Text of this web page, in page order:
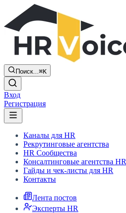
Поиск...⌘K
Вход
Регистрация
Каналы для HR
Рекрутинговые агентства
HR Сообщества
Консалтинговые агентства HR
Гайды и чек-листы для HR
Контакты
Лента постов
Эксперты HR